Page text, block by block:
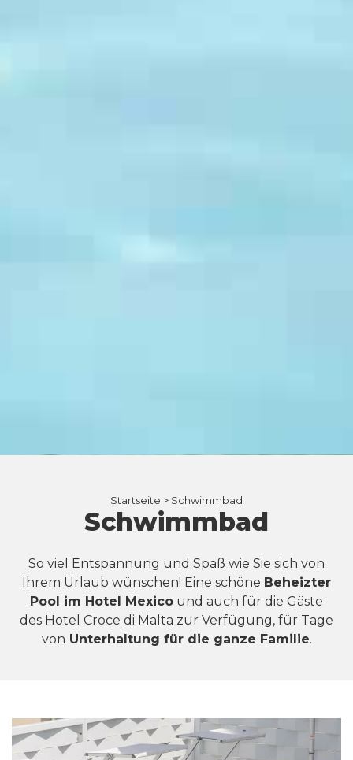
Startseite > Schwimmbad
Schwimmbad
So viel Entspannung und Spaß wie Sie sich von
Ihrem Urlaub wünschen! Eine schöne Beheizter
Pool im Hotel Mexico und auch für die Gäste
des Hotel Croce di Malta zur Verfügung, für Tage
von Unterhaltung für die ganze Familie.